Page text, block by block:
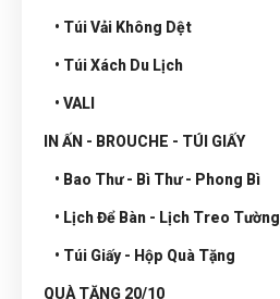
• Túi Vải Không Dệt
• Túi Xách Du Lịch
• VALI
IN ẤN - BROUCHE - TÚI GIẤY
• Bao Thư - Bì Thư - Phong Bì
• Lịch Để Bàn - Lịch Treo Tường
• Túi Giấy - Hộp Quà Tặng
QUÀ TẶNG 20/10